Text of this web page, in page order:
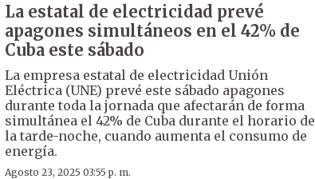
La estatal de electricidad prevé
apagones simultáneos en el 42% de
Cuba este sábado
La empresa estatal de electricidad Unión
Eléctrica (UNE) prevé este sábado apagones
durante toda la jornada que afectarán de forma
simultánea el 42% de Cuba durante el horario de
la tarde-noche, cuando aumenta el consumo de
energía.
Agosto 23, 2025 03:55 p. m.